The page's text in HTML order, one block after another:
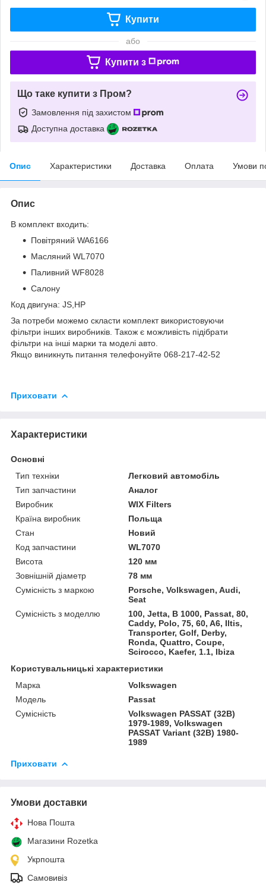
Купити
або
Купити з
Що таке купити з Пром?
Замовлення під захистом
Доступна доставка
Опис Характеристики Доставка Оплата Умови
Опис
В комплект входить:
Повітряний WA6166
Масляний WL7070
Паливний WF8028
Салону
Код двигуна: JS,HP
За потреби можемо скласти комплект використовуючи
фільтри інших виробників. Також є можливість підібрати
фільтри на інші марки та моделі авто.
Якщо виникнуть питання телефонуйте 068-217-42-52
Приховати
Характеристики
Основні
Тип техніки
Легковий автомобіль
Тип запчастини
Аналог
Виробник
WIX Filters
Країна виробник
Польща
Стан
Новий
Код запчастини
WL7070
Висота
120 мм
Зовнішній діаметр
78 мм
Сумісність з маркою
Porsche, Volkswagen, Audi,
Seat
Сумісність з моделлю
100, Jetta, B 1000, Passat, 80,
Caddy, Polo, 75, 60, A6, Iltis,
Transporter, Golf, Derby,
Ronda, Quattro, Coupe,
Scirocco, Kaefer, 1.1, Ibiza
Користувальницькі характеристики
Марка
Volkswagen
Модель
Passat
Сумісність
Volkswagen PASSAT (32B)
1979-1989, Volkswagen
PASSAT Variant (32B) 1980-
1989
Приховати
Умови доставки
Нова Пошта
Магазини Rozetka
Укрпошта
Самовивіз